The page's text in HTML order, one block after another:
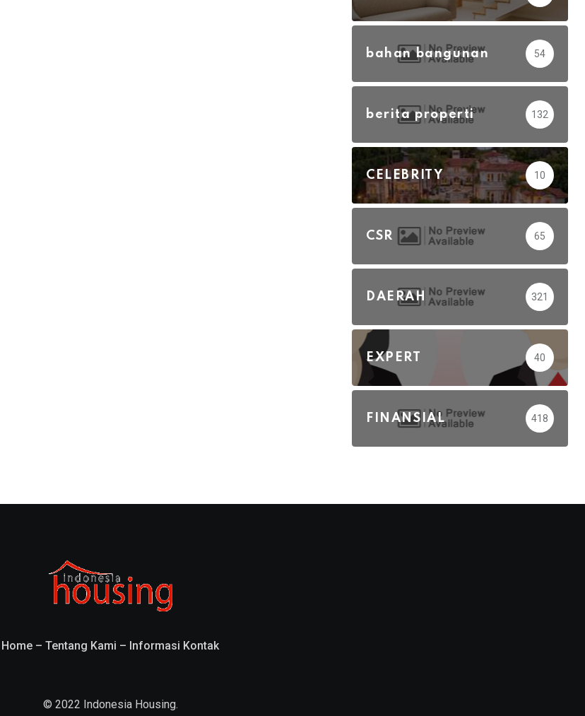
bahan bangunan 54
berita properti 132
CELEBRITY 10
CSR 65
DAERAH 321
EXPERT 40
FINANSIAL 418
Home – Tentang Kami – Informasi Kontak
© 2022 Indonesia Housing.